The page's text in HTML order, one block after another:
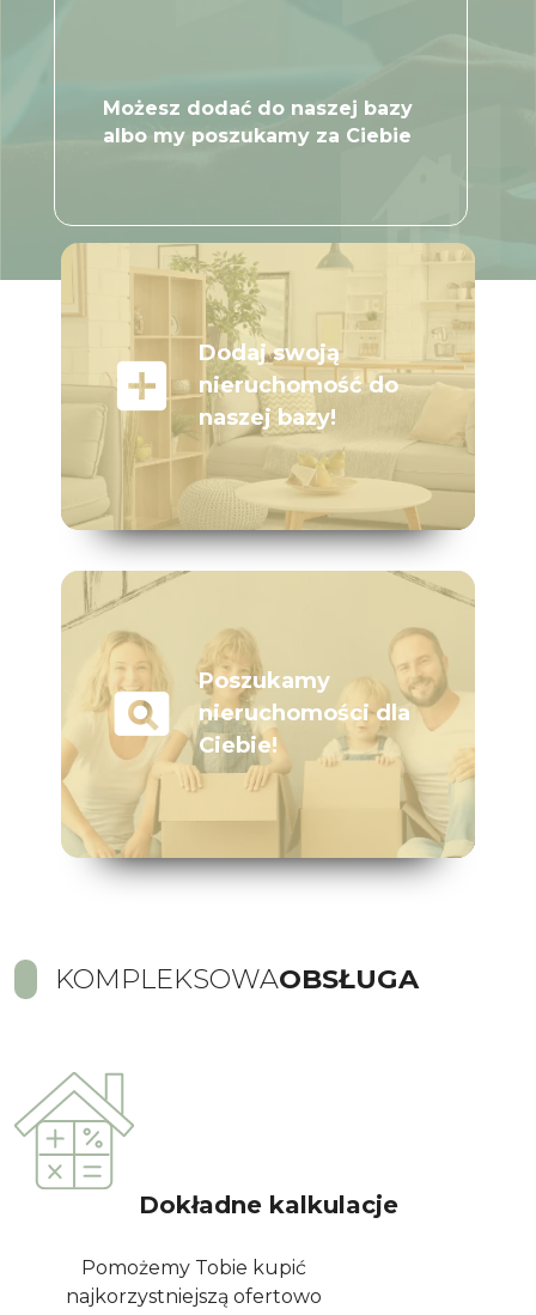
Możesz dodać do naszej bazy
albo my poszukamy za Ciebie
add_box
Dodaj swoją
nieruchomość do
naszej bazy!
pageview
Poszukamy
nieruchomości dla
Ciebie!
KOMPLEKSOWAOBSŁUGA
Dokładne kalkulacje
Pomożemy Tobie kupić
najkorzystniejszą ofertowo